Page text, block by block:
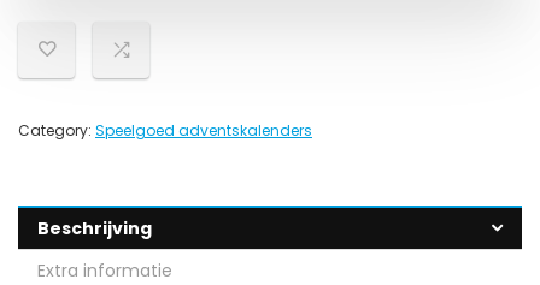
Category: Speelgoed adventskalenders
Beschrijving
Extra informatie